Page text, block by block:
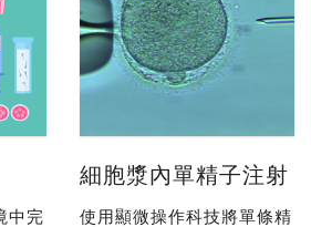
中完
細胞漿內單精子注射
使用顯微操作科技將單條精